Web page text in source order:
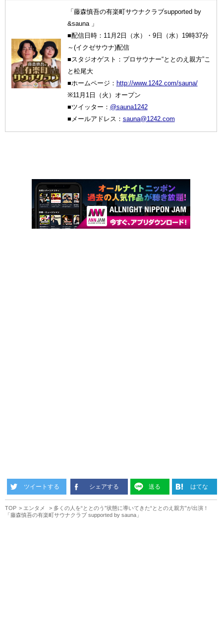
「藤森慎吾の有楽町サウナクラブsupported by
&sauna 」
■配信日時：11月2日（水）・9日（水）19時37分
～(イクゼサウナ)配信
■スタジオゲスト：プロサウナー“ととのえ親方”こ
と松尾大
■ホームページ： http://www.1242.com/sauna/
※11月1日（火）オープン
■ツイッター： @sauna1242
■メールアドレス： sauna@1242.com
ツイートする シェアする 送る はてな
TOP エンタメ
多くの人を“ととのう”状態に導いてきた“ととのえ親方”が出演！
「藤森慎吾の有楽町サウナクラブ supported by sauna」